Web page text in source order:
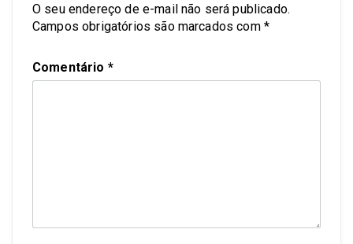
O seu endereço de e-mail não será publicado.
Campos obrigatórios são marcados com *
Comentário *